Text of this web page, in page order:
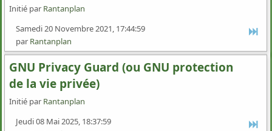
Initié par Rantanplan
Samedi 20 Novembre 2021, 17:44:59
par Rantanplan
GNU Privacy Guard (ou GNU protection
de la vie privée)
Initié par Rantanplan
Jeudi 08 Mai 2025, 18:37:59